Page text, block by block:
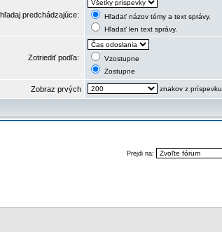
predchádzajúce:
Hľadať názov témy a text správy.
Hľadať len text správy.
Zotriediť podľa:
Vzostupne
Zostupne
Zobraz prvých znakov z príspevku.
Prejdi na: